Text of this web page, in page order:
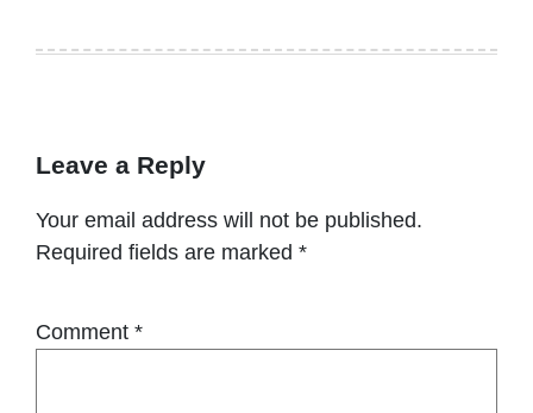
Leave a Reply
Your email address will not be published.
Required fields are marked *
Comment *